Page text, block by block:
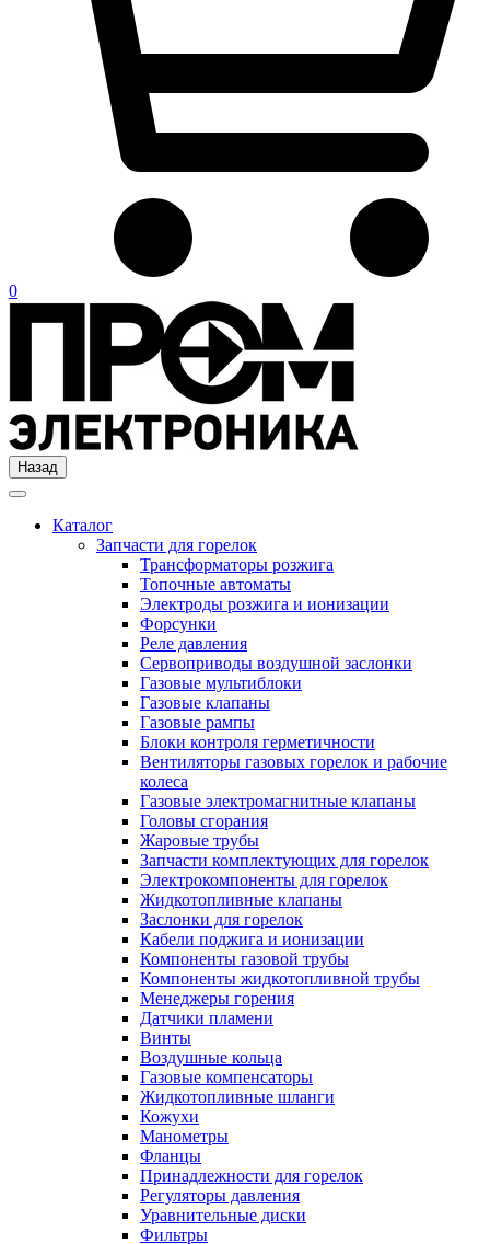
0
Назад
Каталог
Запчасти для горелок
Трансформаторы розжига
Топочные автоматы
Электроды розжига и ионизации
Форсунки
Реле давления
Сервоприводы воздушной заслонки
Газовые мультиблоки
Газовые клапаны
Газовые рампы
Блоки контроля герметичности
Вентиляторы газовых горелок и рабочие
колеса
Газовые электромагнитные клапаны
Головы сгорания
Жаровые трубы
Запчасти комплектующих для горелок
Электрокомпоненты для горелок
Жидкотопливные клапаны
Заслонки для горелок
Кабели поджига и ионизации
Компоненты газовой трубы
Компоненты жидкотопливной трубы
Менеджеры горения
Датчики пламени
Винты
Воздушные кольца
Газовые компенсаторы
Жидкотопливные шланги
Кожухи
Манометры
Фланцы
Принадлежности для горелок
Регуляторы давления
Уравнительные диски
Фильтры